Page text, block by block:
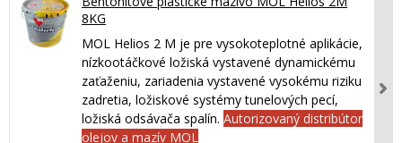
8KG
MOL Helios 2 M je pre vysokoteplotné aplikácie,
nízkootáčkové ložiská vystavené dynamickému
zaťaženiu, zariadenia vystavené vysokému riziku
zadretia, ložiskové systémy tunelových pecí,
ložiská odsávača spalín. Autorizovaný distribútor
olejov a mazív MOL